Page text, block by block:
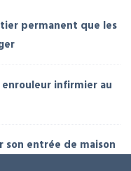
permanent que les
infirmier au
son entrée de maison